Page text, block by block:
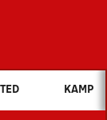
du søge efter?
NYHEDER
KAMP